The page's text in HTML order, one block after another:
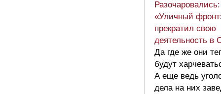
Разочаровались:
«Уличный
прекратил свою
деятельность в
Да где же они
будут
А еще ведь
дела на них